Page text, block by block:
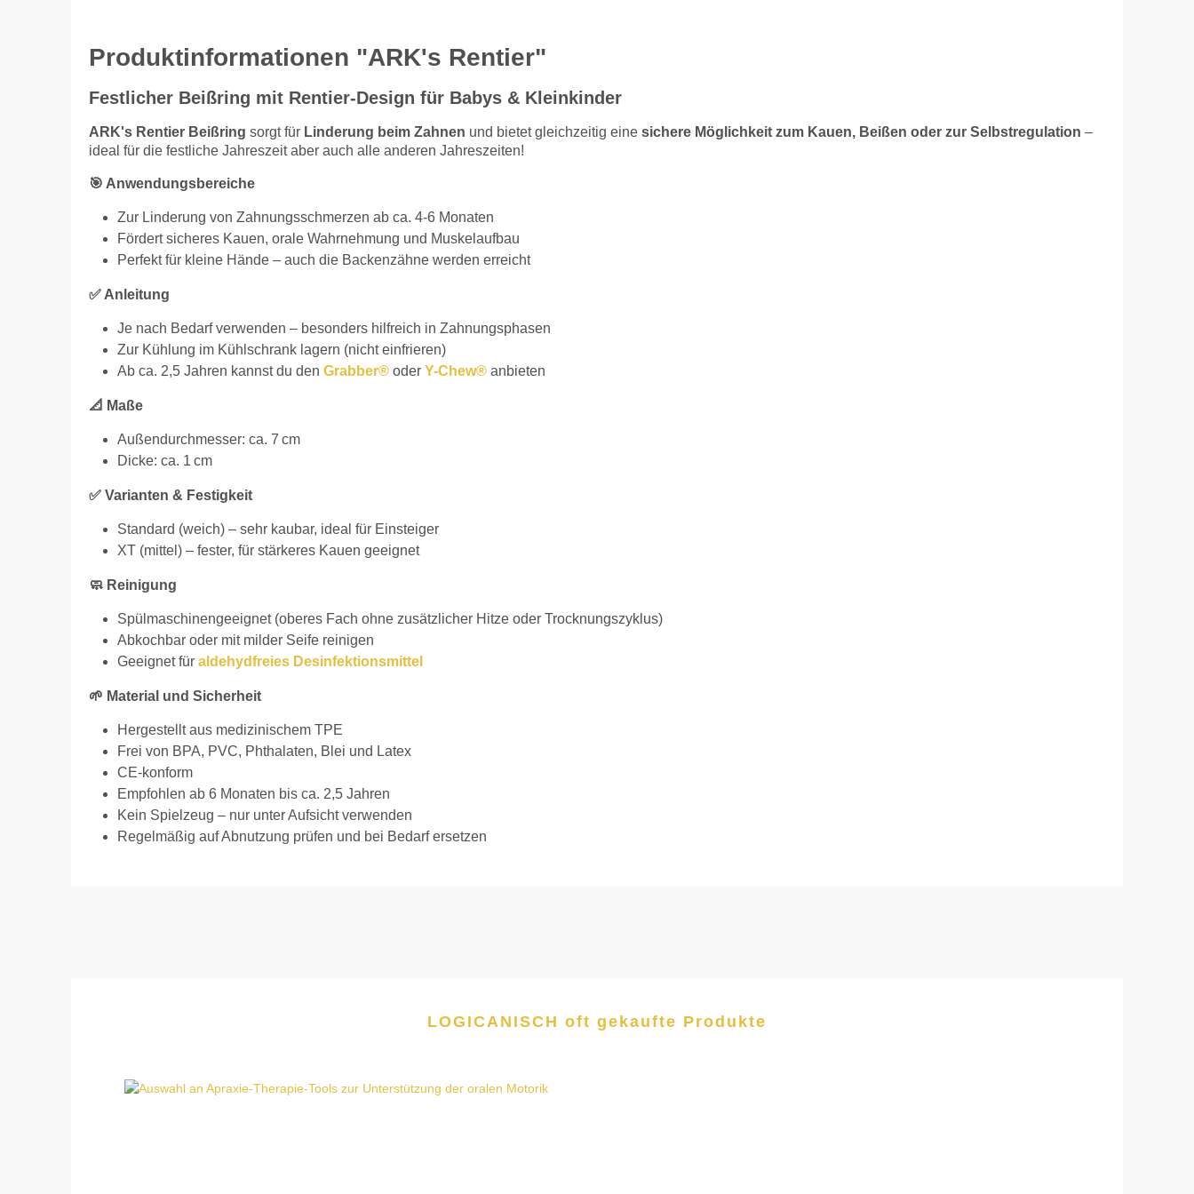
Produktinformationen "ARK's Rentier"
Festlicher Beißring mit Rentier-Design für Babys & Kleinkinder
ARK's Rentier Beißring sorgt für Linderung beim Zahnen und bietet gleichzeitig eine sichere Möglichkeit zum Kauen, Beißen oder zur Selbstregulation –
ideal für die festliche Jahreszeit aber auch alle anderen Jahreszeiten!
🎯 Anwendungsbereiche
Zur Linderung von Zahnungsschmerzen ab ca. 4-6 Monaten
Fördert sicheres Kauen, orale Wahrnehmung und Muskelaufbau
Perfekt für kleine Hände – auch die Backenzähne werden erreicht
✅ Anleitung
Je nach Bedarf verwenden – besonders hilfreich in Zahnungsphasen
Zur Kühlung im Kühlschrank lagern (nicht einfrieren)
Ab ca. 2,5 Jahren kannst du den Grabber® oder Y-Chew® anbieten
📐 Maße
Außendurchmesser: ca. 7 cm
Dicke: ca. 1 cm
✅ Varianten & Festigkeit
Standard (weich) – sehr kaubar, ideal für Einsteiger
XT (mittel) – fester, für stärkeres Kauen geeignet
🧼 Reinigung
Spülmaschinengeeignet (oberes Fach ohne zusätzlicher Hitze oder Trocknungszyklus)
Abkochbar oder mit milder Seife reinigen
Geeignet für aldehydfreies Desinfektionsmittel
🌱 Material und Sicherheit
Hergestellt aus medizinischem TPE
Frei von BPA, PVC, Phthalaten, Blei und Latex
CE-konform
Empfohlen ab 6 Monaten bis ca. 2,5 Jahren
Kein Spielzeug – nur unter Aufsicht verwenden
Regelmäßig auf Abnutzung prüfen und bei Bedarf ersetzen
LOGICANISCH oft gekaufte Produkte
Produktgalerie überspringen